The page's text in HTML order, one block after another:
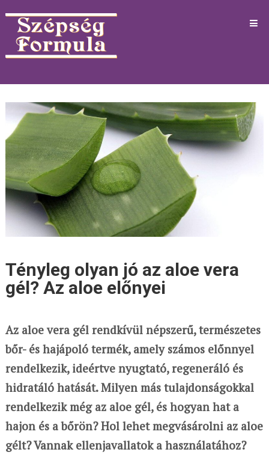
Tényleg olyan jó az aloe vera
gél? Az aloe előnyei
Az aloe vera gél rendkívül népszerű, természetes
bőr- és hajápoló termék, amely számos előnnyel
rendelkezik, ideértve nyugtató, regeneráló és
hidratáló hatását. Milyen más tulajdonságokkal
rendelkezik még az aloe gél, és hogyan hat a
hajon és a bőrön? Hol lehet megvásárolni az aloe
gélt? Vannak ellenjavallatok a használatához?